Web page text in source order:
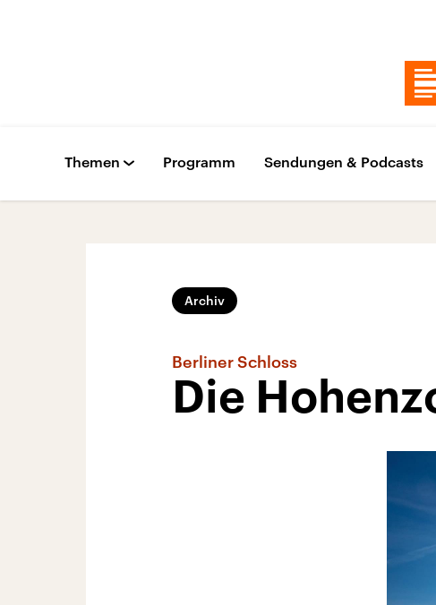
Themen Programm Sendungen & Podcasts
Archiv
Berliner Schloss
Die